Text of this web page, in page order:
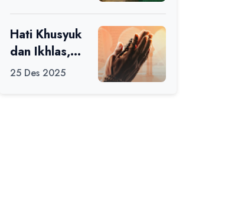
Hati Khusyuk
dan Ikhlas,
Jadi Esensi
25 Des 2025